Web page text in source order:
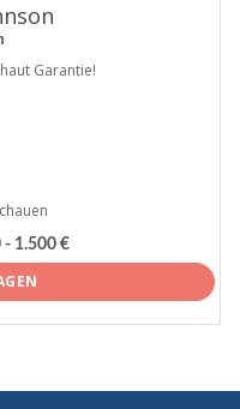
Garantie!
- 1.500 €